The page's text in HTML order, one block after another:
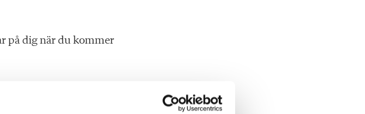
på dig när du kommer
sjuk när man arbetar